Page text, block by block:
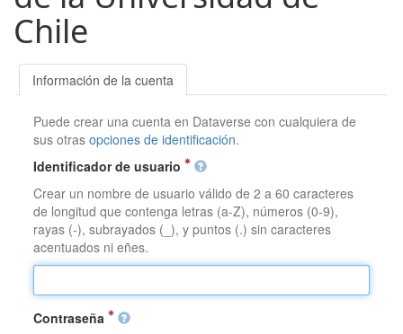
Chile
Información de la cuenta
Puede crear una cuenta en Dataverse con cualquiera de
sus otrasopciones de identificación.
Identificador de usuario
Crear un nombre de usuario válido de 2 a 60 caracteres
de longitud que contenga letras (a-Z), números (0-9),
rayas (-), subrayados (_), y puntos (.) sin caracteres
acentuados ni eñes.
Contraseña